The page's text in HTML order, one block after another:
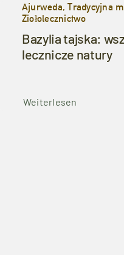
Ajurweda, Tradycyjna
Ziołolecznictwo
Bazylia tajska:
lecznicze natury
Weiterlesen